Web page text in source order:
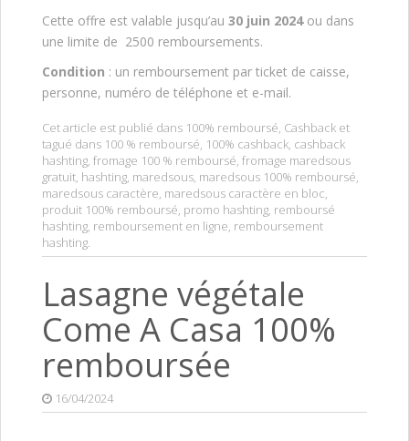
Cette offre est valable jusqu’au 30 juin 2024 ou dans
une limite de 2500 remboursements.
Condition : un remboursement par ticket de caisse,
personne, numéro de téléphone et e-mail.
Cet article est publié dans 100% remboursé, Cashback et
tagué dans 100 % remboursé, 100% cashback, cashback
hashting, fromage 100 % remboursé, fromage maredsous
gratuit, hashting, maredsous, maredsous 100% remboursé,
maredsous caractère, maredsous caractère en bloc,
produit 100% remboursé, promo hashting, remboursé
hashting, remboursement en ligne, remboursement
hashting.
Lasagne végétale
Come A Casa 100%
remboursée
16/04/2024